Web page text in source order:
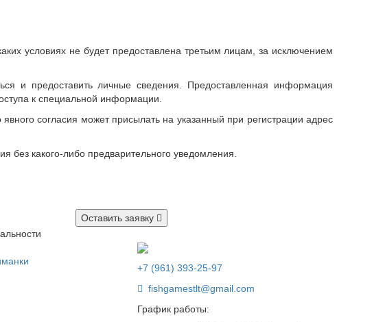
условиях не будет предоставлена третьим лицам, за исключением
и предоставить личные сведения. Предоставленная информация
к специальной информации.
согласия может присылать на указанный при регистрации адрес
какого-либо предварительного уведомления.
Оставить заявку
+7 (961) 393-25-97
fishgamestlt@gmail.com
График работы: